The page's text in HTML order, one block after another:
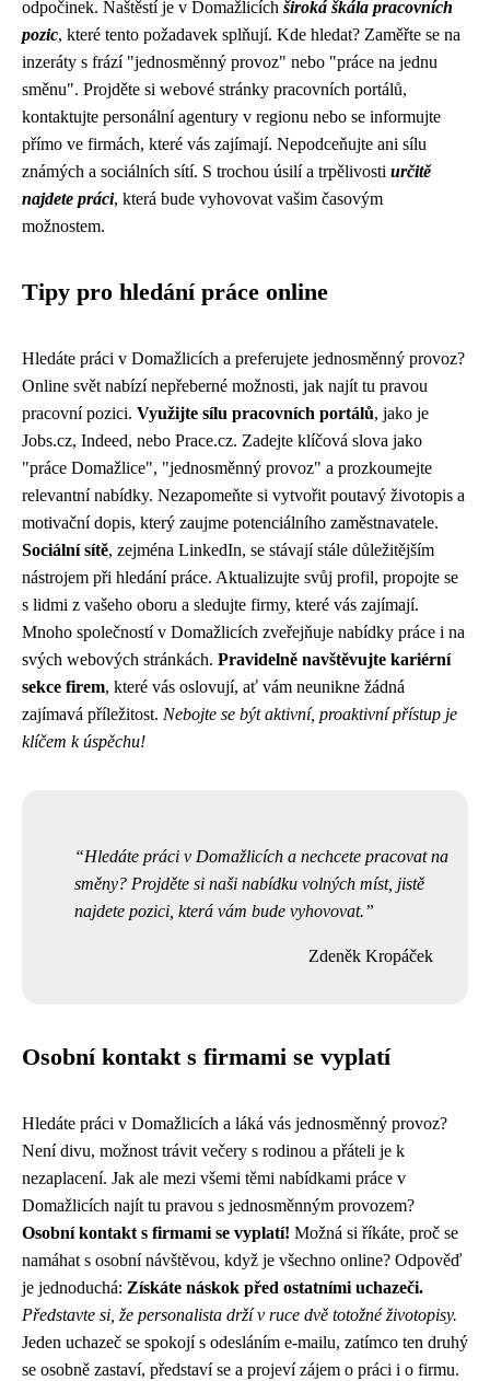
odpočinek. Naštěstí je v Domažlicích široká škála pracovních
pozic, které tento požadavek splňují. Kde hledat? Zaměřte se na
inzeráty s frází "jednosměnný provoz" nebo "práce na jednu
směnu". Projděte si webové stránky pracovních portálů,
kontaktujte personální agentury v regionu nebo se informujte
přímo ve firmách, které vás zajímají. Nepodceňujte ani sílu
známých a sociálních sítí. S trochou úsilí a trpělivosti určitě
najdete práci, která bude vyhovovat vašim časovým
možnostem.
Tipy pro hledání práce online
Hledáte práci v Domažlicích a preferujete jednosměnný provoz?
Online svět nabízí nepřeberné možnosti, jak najít tu pravou
pracovní pozici. Využijte sílu pracovních portálů, jako je
Jobs.cz, Indeed, nebo Prace.cz. Zadejte klíčová slova jako
"práce Domažlice", "jednosměnný provoz" a prozkoumejte
relevantní nabídky. Nezapomeňte si vytvořit poutavý životopis a
motivační dopis, který zaujme potenciálního zaměstnavatele.
Sociální sítě, zejména LinkedIn, se stávají stále důležitějším
nástrojem při hledání práce. Aktualizujte svůj profil, propojte se
s lidmi z vašeho oboru a sledujte firmy, které vás zajímají.
Mnoho společností v Domažlicích zveřejňuje nabídky práce i na
svých webových stránkách. Pravidelně navštěvujte kariérní
sekce firem, které vás oslovují, ať vám neunikne žádná
zajímavá příležitost. Nebojte se být aktivní, proaktivní přístup je
klíčem k úspěchu!
Hledáte práci v Domažlicích a nechcete pracovat na
směny? Projděte si naši nabídku volných míst, jistě
najdete pozici, která vám bude vyhovovat.
Zdeněk Kropáček
Osobní kontakt s firmami se vyplatí
Hledáte práci v Domažlicích a láká vás jednosměnný provoz?
Není divu, možnost trávit večery s rodinou a přáteli je k
nezaplacení. Jak ale mezi všemi těmi nabídkami práce v
Domažlicích najít tu pravou s jednosměnným provozem?
Osobní kontakt s firmami se vyplatí! Možná si říkáte, proč se
namáhat s osobní návštěvou, když je všechno online? Odpověď
je jednoduchá: Získáte náskok před ostatními uchazeči.
Představte si, že personalista drží v ruce dvě totožné životopisy.
Jeden uchazeč se spokojí s odesláním e-mailu, zatímco ten druhý
se osobně zastaví, představí se a projeví zájem o práci i o firmu.